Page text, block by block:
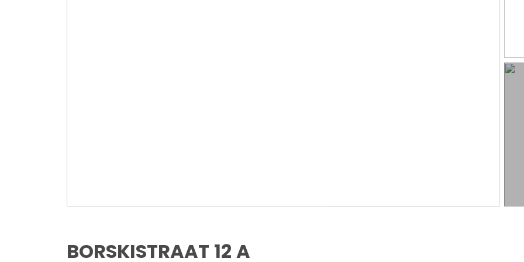
BORSKISTRAAT 12 A